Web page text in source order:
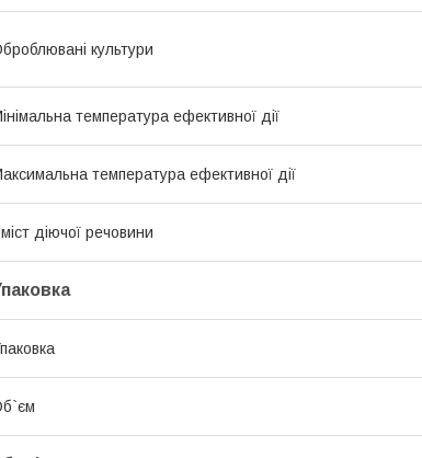
культури
температура ефективної дії
температура ефективної дії
діючої речовини